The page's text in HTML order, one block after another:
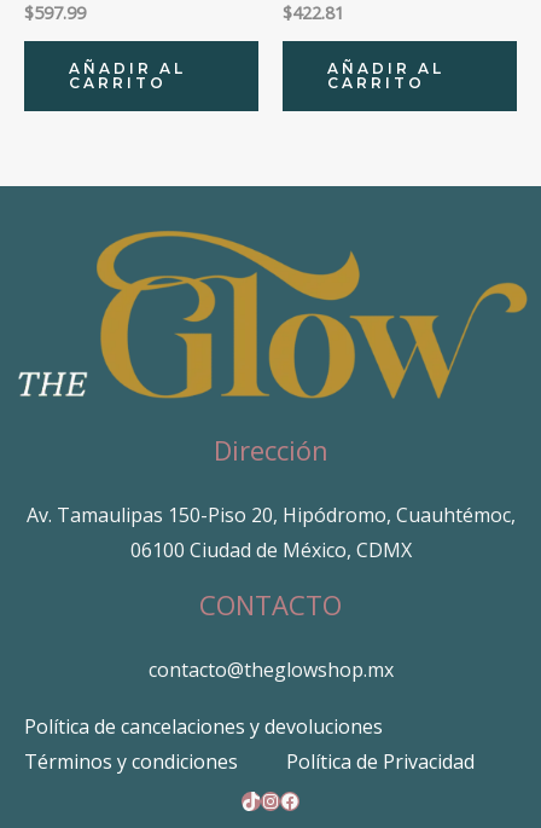
$597.99
AÑADIR AL
CARRITO
$422.81
AÑADIR AL
CARRITO
Dirección
Av. Tamaulipas 150-Piso 20, Hipódromo, Cuauhtémoc,
06100 Ciudad de México, CDMX
CONTACTO
contacto@theglowshop.mx
Política de cancelaciones y devoluciones
Términos y condiciones
Política de Privacidad
TikTok
Instagram
Facebook